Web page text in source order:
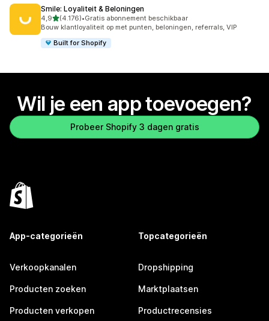
Smile: Loyaliteit & Beloningen
4,9van 5 sterren
(4.176)
4176 recensies in totaal
•Gratis abonnement beschikbaar
Bouw klantloyaliteit op met punten, beloningen, referrals, VIP
Built for Shopify
Wil je een app toevoegen?
Probeer Shopify 3 dagen gratis
App-categorieën
Verkoopkanalen
Producten zoeken
Producten verkopen
Topcategorieën
Dropshipping
Marktplaatsen
Productrecensies